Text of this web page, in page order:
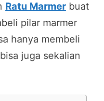
Ratu Marmer buat
pilar marmer
hanya membeli
juga sekalian